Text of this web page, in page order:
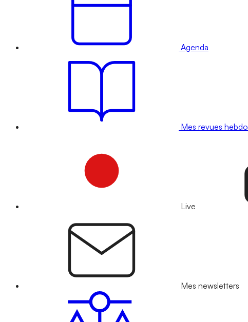
Agenda
Mes revues hebdo
Live
Mes newsletters